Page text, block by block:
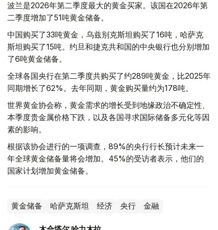
波兰是2026年第二季度最大的黄金买家。该国在2026年第
二季度增加了51吨黄金储备。
中国购买了33吨黄金，乌兹别克斯坦购买了16吨，哈萨克
斯坦购买了15吨。约旦和捷克共和国的中央银行也分别增加
了6吨黄金储备。
全球各国央行在第二季度共购买了约289吨黄金，比2025年
同期增长了62%。去年同期，黄金购买量约为178吨。
世界黄金协会称，黄金需求的增长受到地缘政治不确定性、
本季度贵金属价格下跌，以及各国寻求国际储备多元化等因
素的影响。
根据该协会进行的一项调查，89%的央行行长预计未来一
年全球黄金储备量将会增加。45%的受访者表示，他们的
国家计划增加黄金储备。
黄金储备 哈萨克斯坦 经济 央行 金融